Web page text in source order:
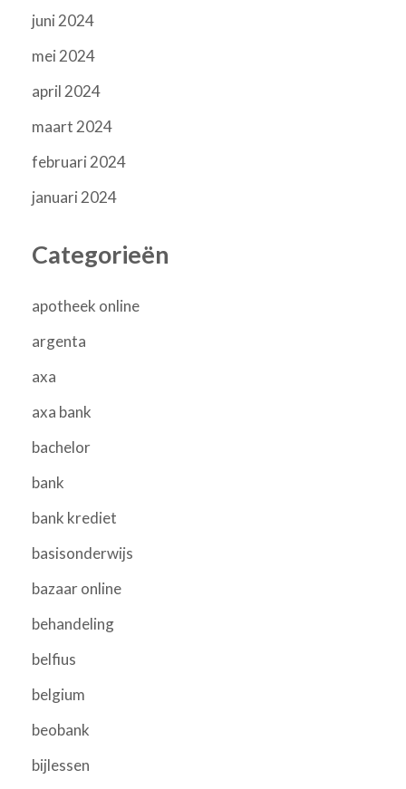
juni 2024
mei 2024
april 2024
maart 2024
februari 2024
januari 2024
Categorieën
apotheek online
argenta
axa
axa bank
bachelor
bank
bank krediet
basisonderwijs
bazaar online
behandeling
belfius
belgium
beobank
bijlessen